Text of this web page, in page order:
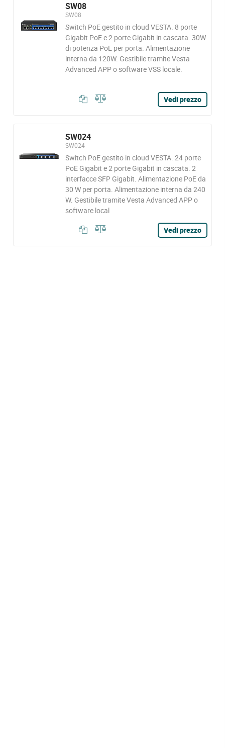
SW08
SW08
Switch PoE gestito in cloud VESTA. 8 porte
Gigabit PoE e 2 porte Gigabit in cascata. 30W
di potenza PoE per porta. Alimentazione
interna da 120W. Gestibile tramite Vesta
Advanced APP o software VSS locale.
Vedi prezzo
SW024
SW024
Switch PoE gestito in cloud VESTA. 24 porte
PoE Gigabit e 2 porte Gigabit in cascata. 2
interfacce SFP Gigabit. Alimentazione PoE da
30 W per porta. Alimentazione interna da 240
W. Gestibile tramite Vesta Advanced APP o
software local
Vedi prezzo